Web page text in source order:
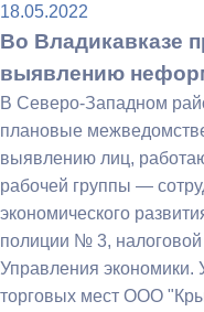
18.05.2022
Во Владикавказе
выявлению
В Северо-Западном
плановые
выявлению лиц,
рабочей группы —
экономического
полиции № 3, налоговой
Управления экономики.
торговых мест ООО